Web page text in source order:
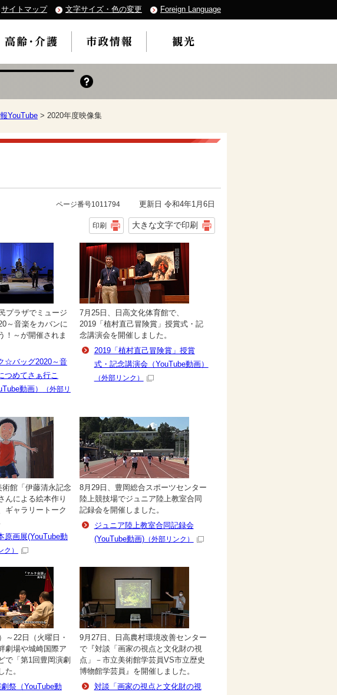
サイトマップ 文字サイズ・色の変更 Foreign Language
YouTube > 2020年度映像集
ページ番号1011794 更新日 令和4年1月6日
印刷 大きな文字で印刷
プラザでミュージ
～音楽をカバンに
！～が開催されま
☆バッグ2020～音
つめてさぁ行こ
動画）
（外部リ
7月25日、日高文化体育館で、
2019「植村直己冒険賞」授賞式・記
念講演会を開催しました。
2019「植村直己冒険賞」授賞
式・記念講演会（YouTube動画）
（外部リンク）
館「伊藤清永記念
んによる絵本作り
ギャラリートーク
原画展(YouTube動
ク）
8月29日、豊岡総合スポーツセンター
陸上競技場でジュニア陸上教室合同
記録会を開催しました。
ジュニア陸上教室合同記録会
(YouTube動画)（外部リンク）
～22日（火曜日・
劇場や城崎国際ア
で「第1回豊岡演劇
た。
祭（YouTube動
9月27日、日高農村環境改善センター
で『対談「画家の視点と文化財の視
点」－市立美術館学芸員VS市立歴史
博物館学芸員』を開催しました。
対談「画家の視点と文化財の視